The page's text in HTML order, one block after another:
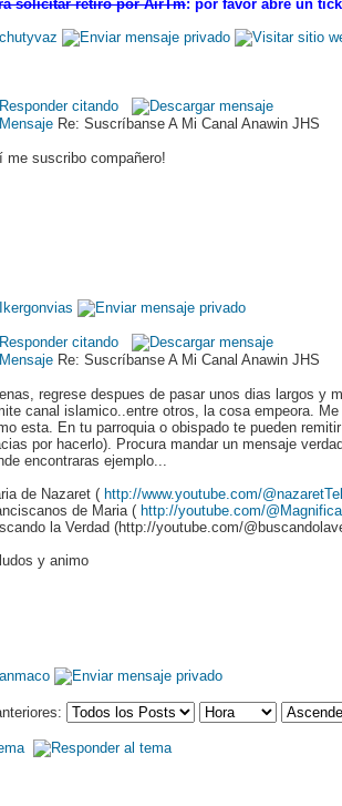
solicitar retiro por AirTm: por favor abre un
Re: Suscríbanse A Mi Canal Anawin JHS
me suscribo compañero!
Re: Suscríbanse A Mi Canal Anawin JHS
regrese despues de pasar unos dias largos
canal islamico..entre otros, la cosa empeora.
esta. En tu parroquia o obispado te pueden
por hacerlo). Procura mandar un mensaje
encontraras ejemplo...
de Nazaret ( http://www.youtube.com/
de Maria ( http://youtube.com/
la Verdad (http://youtube.com/
y animo